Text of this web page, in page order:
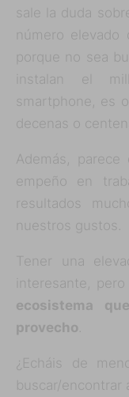
sale la duda
número
porque no sea
instalan el
smartphone, es
decenas o
Además,
empeño en
resultados
nuestros gustos.
Tener una
interesante, pero
ecosistema
provecho.
¿Echáis de
buscar/encontrar